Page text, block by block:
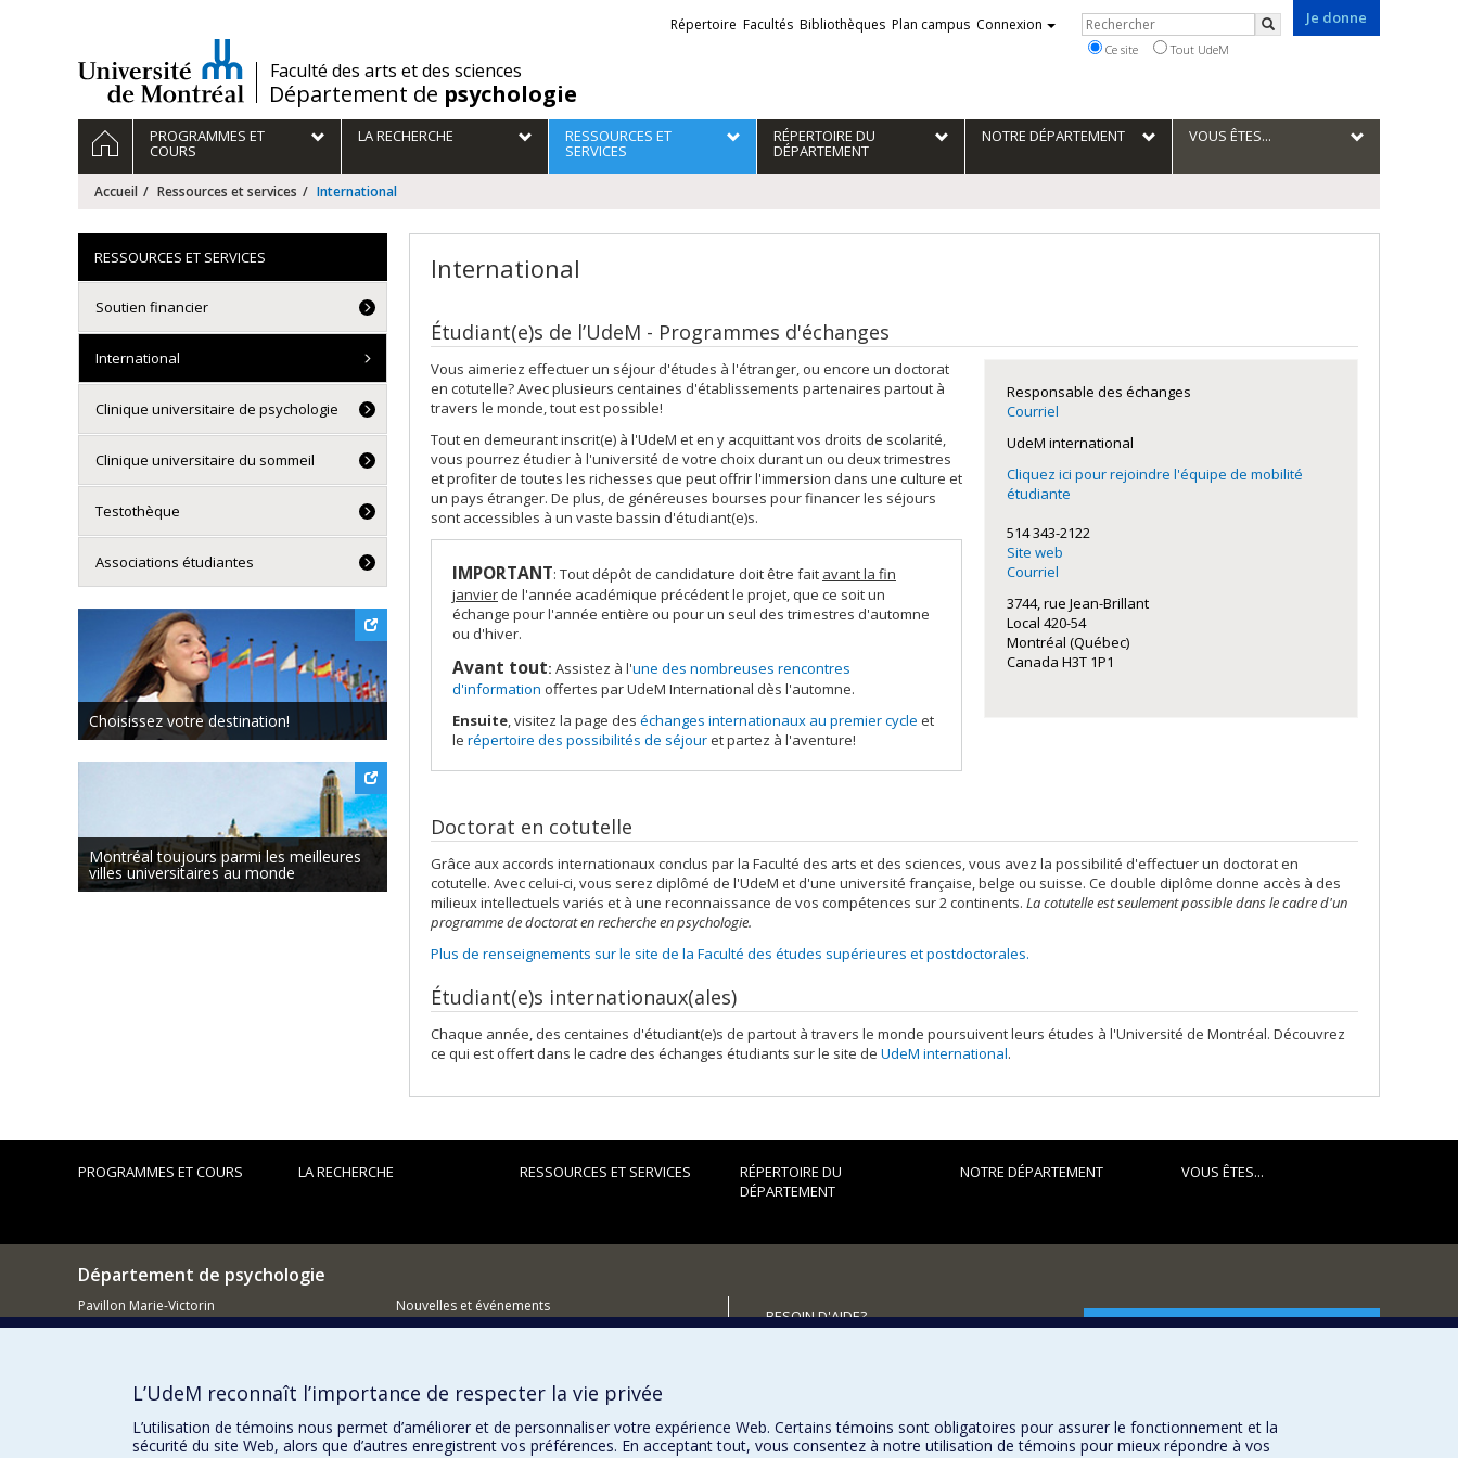
/Faculté des arts et des sciences
Département de psychologie
Je donne
Liens
externes
Répertoire Facultés Bibliothèques Plan campus Connexion Rechercher
Rechercher
Ce site Tout UdeM
Navigation
principale
ACCUEILPROGRAMMES ET
COURS
LA RECHERCHE RESSOURCES ET
SERVICES
RÉPERTOIRE DU
DÉPARTEMENT
NOTRE DÉPARTEMENT VOUS ÊTES...
Accueil Ressources et services International
International
Étudiant(e)s de l’UdeM - Programmes d'échanges
Vous aimeriez effectuer un séjour d'études à l'étranger, ou encore un doctorat
en cotutelle? Avec plusieurs centaines d'établissements partenaires partout à
travers le monde, tout est possible!
Tout en demeurant inscrit(e) à l'UdeM et en y acquittant vos droits de scolarité,
vous pourrez étudier à l'université de votre choix durant un ou deux trimestres
et profiter de toutes les richesses que peut offrir l'immersion dans une culture et
un pays étranger. De plus, de généreuses bourses pour financer les séjours
sont accessibles à un vaste bassin d'étudiant(e)s.
IMPORTANT: Tout dépôt de candidature doit être fait avant la fin
janvier de l'année académique précédent le projet, que ce soit un
échange pour l'année entière ou pour un seul des trimestres d'automne
ou d'hiver.
Avant tout: Assistez à l'une des nombreuses rencontres
d'information offertes par UdeM International dès l'automne.
Ensuite, visitez la page des échanges internationaux au premier cycle et
le répertoire des possibilités de séjouret partez à l'aventure!
Responsable des échanges
Courriel
UdeM international
Cliquez ici pour rejoindre l'équipe de mobilité
étudiante
514 343-2122
Site web
Courriel
3744, rue Jean-Brillant
Local 420-54
Montréal (Québec)
Canada H3T 1P1
Doctorat en cotutelle
Grâce aux accords internationaux conclus par la Faculté des arts et des sciences, vous avez la possibilité d'effectuer un doctorat en
cotutelle. Avec celui-ci, vous serez diplômé de l'UdeM et d'une université française, belge ou suisse. Ce double diplôme donne accès à des
milieux intellectuels variés et à une reconnaissance de vos compétences sur 2 continents. La cotutelle est seulement possible dans le cadre d'un
programme de doctorat en recherche en psychologie.
Plus de renseignements sur le site de la Faculté des études supérieures et postdoctorales.
Étudiant(e)s internationaux(ales)
Chaque année, des centaines d'étudiant(e)s de partout à travers le monde poursuivent leurs études à l'Université de Montréal. Découvrez
ce qui est offert dans le cadre des échanges étudiants sur le site de UdeM international.
RESSOURCES ET SERVICES
Soutien financier
International
Clinique universitaire de psychologie
Clinique universitaire du sommeil
Testothèque
Associations étudiantes
Choisissez votre destination!
Montréal toujours parmi les meilleures
villes universitaires au monde
PROGRAMMES ET COURS LA RECHERCHE RESSOURCES ET SERVICES
RÉPERTOIRE DU
DÉPARTEMENT
NOTRE DÉPARTEMENT VOUS ÊTES...
Département de psychologie
Pavillon Marie-Victorin
90, avenue Vincent d'Indy
514 343-6972
Nouvelles et événements
BESOIN D'AIDE?
FACULTÉ DES ARTS ET DES SCIENCES
Nos programmes et cours
L’UdeM reconnaît l’importance de respecter la vie privée
L’utilisation de témoins nous permet d’améliorer et de personnaliser votre expérience Web. Certains témoins sont obligatoires pour assurer le fonctionnement et la
sécurité du site Web, alors que d’autres enregistrent vos préférences. En acceptant tout, vous consentez à notre utilisation de témoins pour mieux répondre à vos